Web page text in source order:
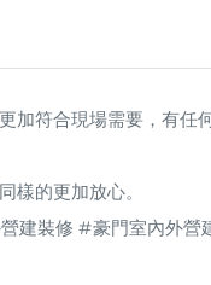
加符合現場需要，有任
的更加放心。
建裝修 #豪門室內外